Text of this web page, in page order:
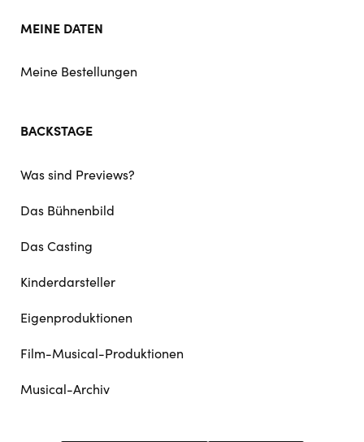
MEINE DATEN
Meine Bestellungen
BACKSTAGE
Was sind Previews?
Das Bühnenbild
Das Casting
Kinderdarsteller
Eigenproduktionen
Film-Musical-Produktionen
Musical-Archiv